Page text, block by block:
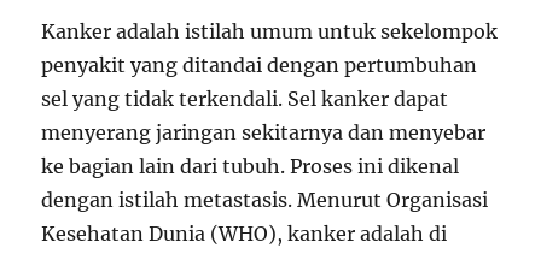
Kanker adalah istilah umum untuk sekelompok
penyakit yang ditandai dengan pertumbuhan
sel yang tidak terkendali. Sel kanker dapat
menyerang jaringan sekitarnya dan menyebar
ke bagian lain dari tubuh. Proses ini dikenal
dengan istilah metastasis. Menurut Organisasi
Kesehatan Dunia (WHO), kanker adalah di